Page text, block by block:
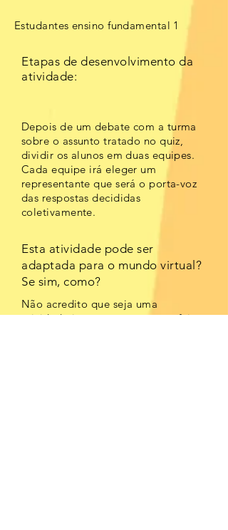
Estudantes ensino fundamental 1
Etapas de desenvolvimento da
atividade:
Depois de um debate com a turma
sobre o assunto tratado no quiz,
dividir os alunos em duas equipes.
Cada equipe irá eleger um
representante que será o porta-voz
das respostas decididas
coletivamente.
Esta atividade pode ser
adaptada para o mundo virtual?
Se sim, como?
Não acredito que seja uma
atividade interessante para ser feita